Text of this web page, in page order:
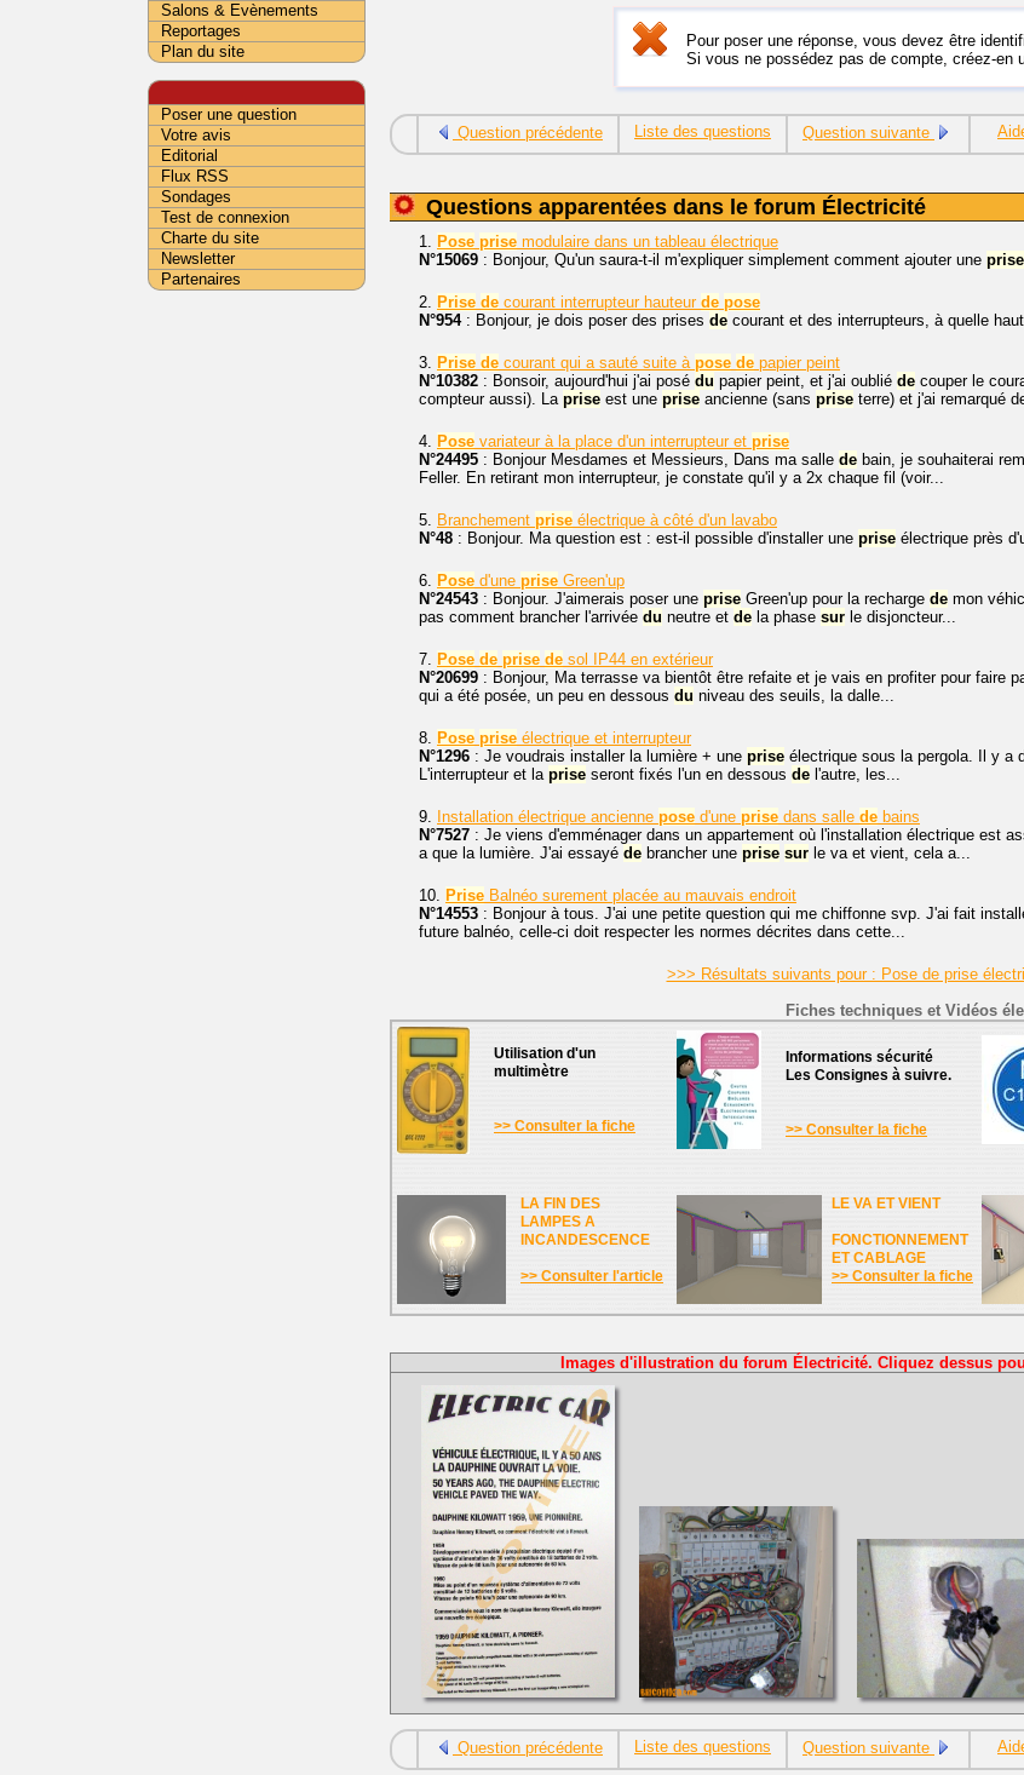
Pour poser une réponse, vous devez être
Si vous ne possédez pas de compte, créez-en
Question précédente Liste des questions Question suivante
Questions apparentées dans le forum Électricité
1. Pose prise modulaire dans un tableau électrique
N°15069 : Bonjour, Qu'un saura-t-il m'expliquer simplement comment ajouter une prise
2. Prise de courant interrupteur hauteur de pose
N°954: Bonjour, je dois poser des prises de courant et des interrupteurs, à quelle
3. Prise de courant qui a sauté suite à pose de papier peint
N°10382 : Bonsoir, aujourd'hui j'ai posé du papier peint, et j'ai oublié de couper le
compteur aussi). La prise est une prise ancienne (sans prise terre) et j'ai remarqué
4. Pose variateur à la place d'un interrupteur et prise
N°24495 : Bonjour Mesdames et Messieurs, Dans ma salle de bain, je souhaiterai
Feller. En retirant mon interrupteur, je constate qu'il y a 2x chaque fil (voir...
5. Branchement prise électrique à côté d'un lavabo
N°48 : Bonjour. Ma question est : est-il possible d'installer une prise électrique près
6. Pose d'une prise Green'up
N°24543 : Bonjour. J'aimerais poser une prise Green'up pour la recharge de mon
pas comment brancher l'arrivée du neutre et de la phase sur le disjoncteur...
7. Pose de prise de sol IP44 en extérieur
N°20699 : Bonjour, Ma terrasse va bientôt être refaite et je vais en profiter pour faire
qui a été posée, un peu en dessous du niveau des seuils, la dalle...
8. Pose prise électrique et interrupteur
N°1296 : Je voudrais installer la lumière + une prise électrique sous la pergola. Il y a
L'interrupteur et la prise seront fixés l'un en dessous de l'autre, les...
9. Installation électrique ancienne pose d'une prise dans salle de bains
N°7527 : Je viens d'emménager dans un appartement où l'installation électrique est
a que la lumière. J'ai essayé de brancher une prise sur le va et vient, cela a...
10. Prise Balnéo surement placée au mauvais endroit
N°14553 : Bonjour à tous. J'ai une petite question qui me chiffonne svp. J'ai fait
future balnéo, celle-ci doit respecter les normes décrites dans cette...
>>> Résultats suivants pour : Pose de prise
Fiches techniques et Vidéos
Utilisation d'un
multimètre
>> Consulter la fiche
Informations sécurité
Les Consignes à suivre.
>> Consulter la fiche
LA FIN DES
LAMPES A
INCANDESCENCE
>> Consulter l'article
LE VA ET VIENT
FONCTIONNEMENT
ET CABLAGE
>> Consulter la fiche
Images d'illustration du forum Électricité. Cliquez dessus
Question précédente Liste des questions Question suivante
Salons & Evènements
Reportages
Plan du site
Poser une question
Votre avis
Editorial
Flux RSS
Sondages
Test de connexion
Charte du site
Newsletter
Partenaires